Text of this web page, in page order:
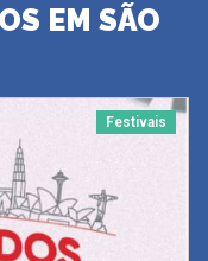
EM SÃO
Festivais